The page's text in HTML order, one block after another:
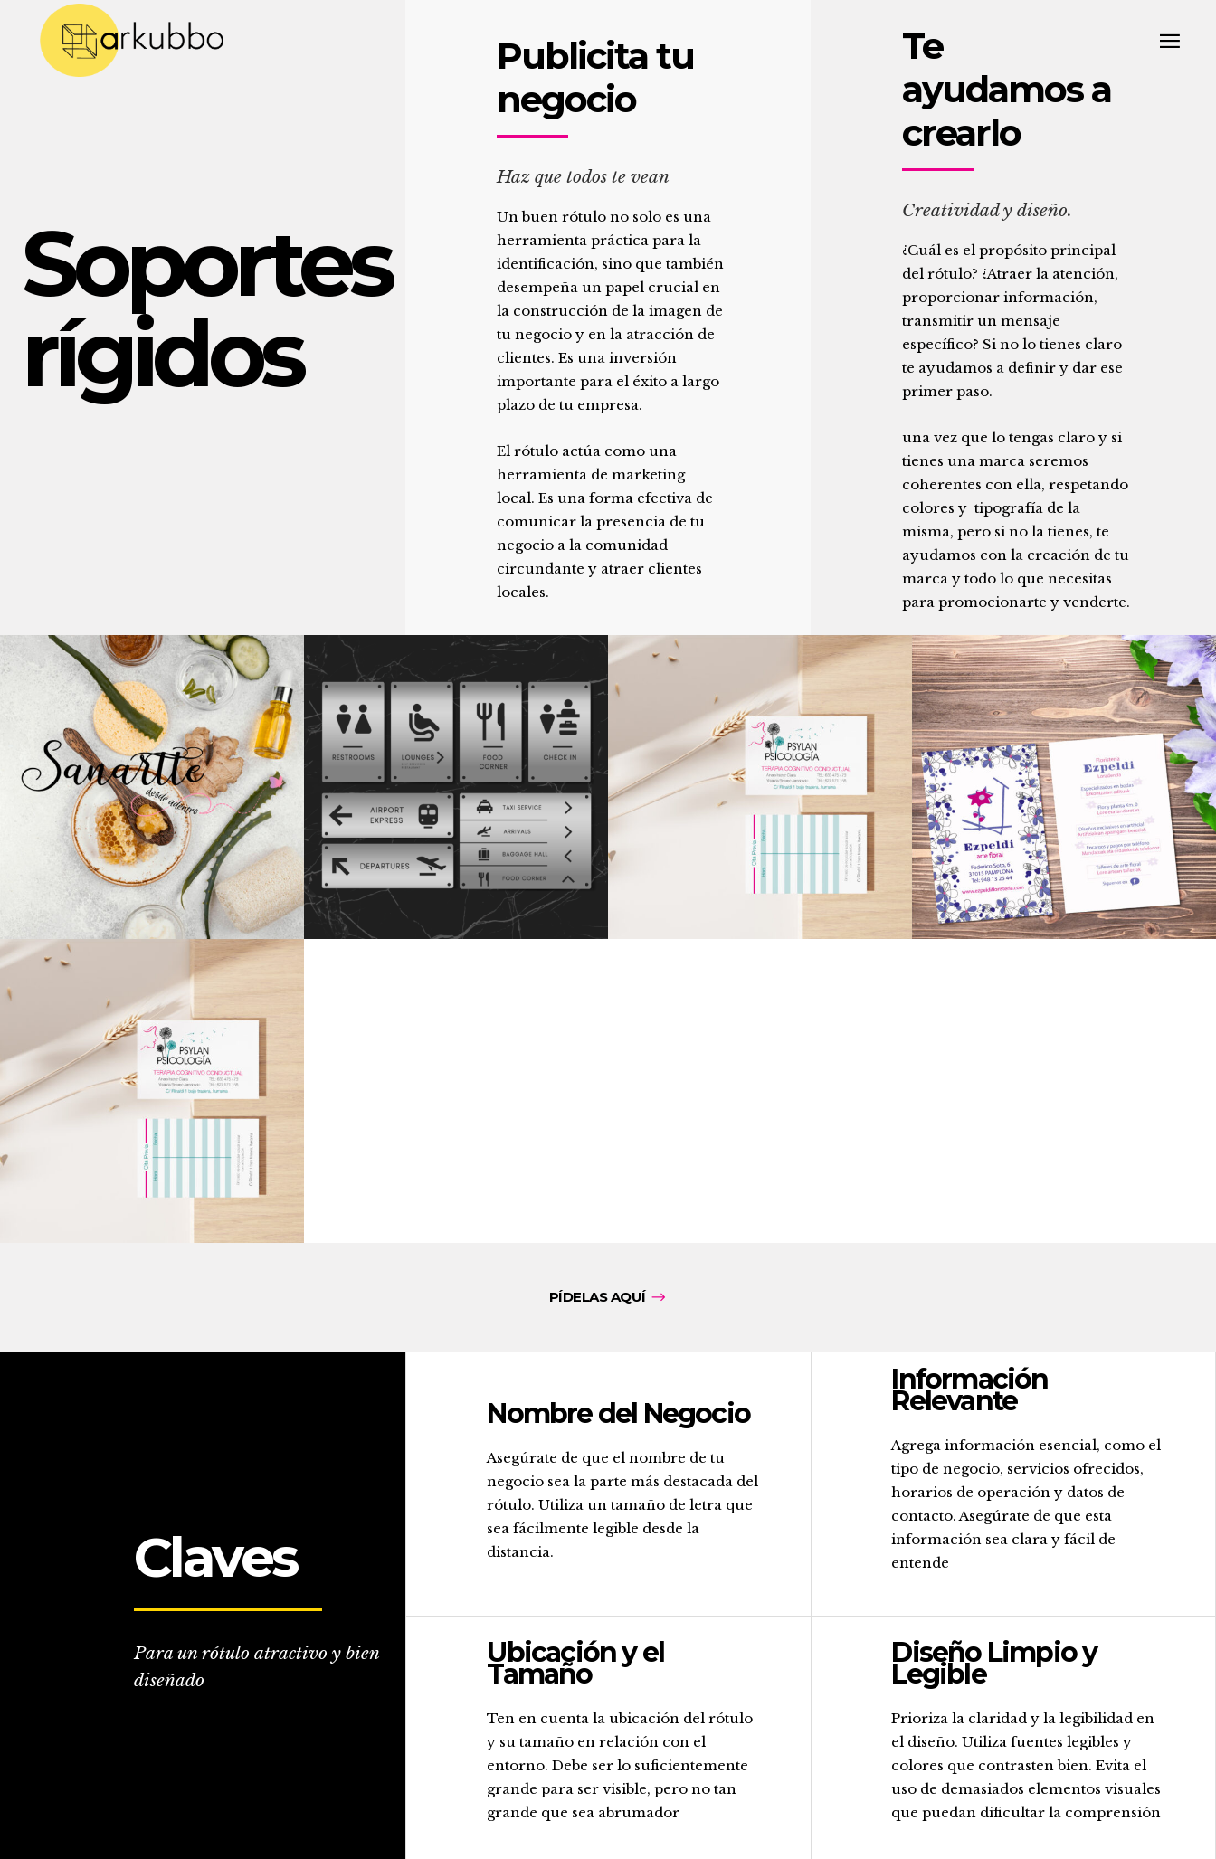
Soportes
rígidos
Publicita tu
negocio
Haz que todos te vean
Un buen rótulo no solo es una
herramienta práctica para la
identificación, sino que también
desempeña un papel crucial en
la construcción de la imagen de
tu negocio y en la atracción de
clientes. Es una inversión
importante para el éxito a largo
plazo de tu empresa.
El rótulo actúa como una
herramienta de marketing
local. Es una forma efectiva de
comunicar la presencia de tu
negocio a la comunidad
circundante y atraer clientes
locales.
Te
ayudamos a
crearlo
Creatividad y diseño.
¿Cuál es el propósito principal
del rótulo? ¿Atraer la atención,
proporcionar información,
transmitir un mensaje
específico? Si no lo tienes claro
te ayudamos a definir y dar ese
primer paso.
una vez que lo tengas claro y si
tienes una marca seremos
coherentes con ella, respetando
colores y tipografía de la
misma, pero si no la tienes, te
ayudamos con la creación de tu
marca y todo lo que necesitas
para promocionarte y venderte.
PÍDELAS AQUÍ
Claves
Para un rótulo atractivo y bien
diseñado
Nombre del Negocio
Asegúrate de que el nombre de tu
negocio sea la parte más destacada del
rótulo. Utiliza un tamaño de letra que
sea fácilmente legible desde la
distancia.
Información
Relevante
Agrega información esencial, como el
tipo de negocio, servicios ofrecidos,
horarios de operación y datos de
contacto. Asegúrate de que esta
información sea clara y fácil de
entende
Ubicación y el
Tamaño
Ten en cuenta la ubicación del rótulo
y su tamaño en relación con el
entorno. Debe ser lo suficientemente
grande para ser visible, pero no tan
grande que sea abrumador
Diseño Limpio y
Legible
Prioriza la claridad y la legibilidad en
el diseño. Utiliza fuentes legibles y
colores que contrasten bien. Evita el
uso de demasiados elementos visuales
que puedan dificultar la comprensión